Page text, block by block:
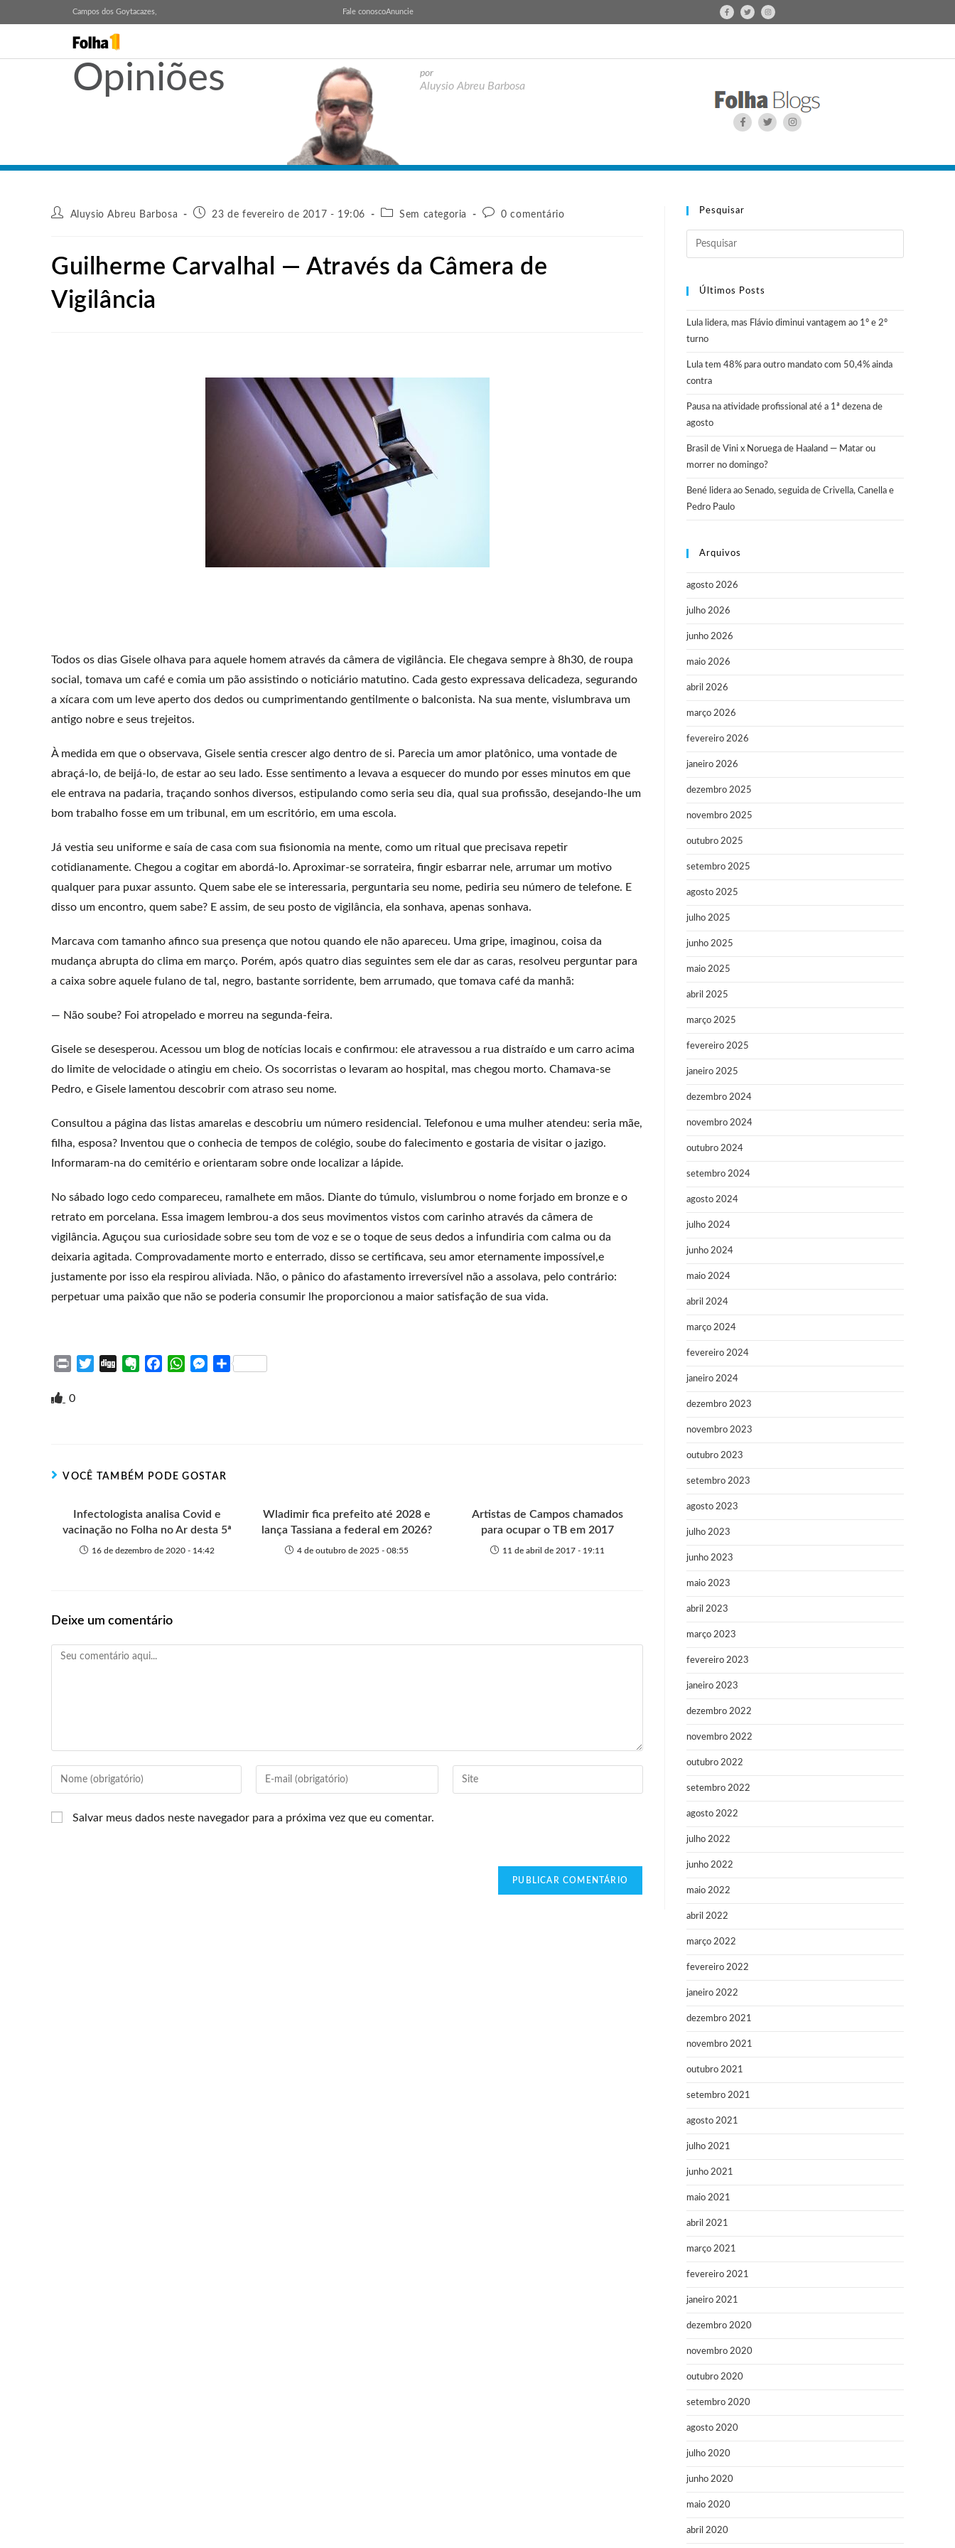
Campos dos Goytacazes, Fale conoscoAnuncie
Opiniões por
Aluysio Abreu Barbosa
Aluysio Abreu Barbosa 23 de fevereiro de 2017 - 19:06 Sem categoria 0 comentário
Guilherme Carvalhal — Através da Câmera de
Vigilância
Todos os dias Gisele olhava para aquele homem através da câmera de vigilância. Ele chegava sempre à 8h30, de roupa
social, tomava um café e comia um pão assistindo o noticiário matutino. Cada gesto expressava delicadeza, segurando
a xícara com um leve aperto dos dedos ou cumprimentando gentilmente o balconista. Na sua mente, vislumbrava um
antigo nobre e seus trejeitos.
À medida em que o observava, Gisele sentia crescer algo dentro de si. Parecia um amor platônico, uma vontade de
abraçá-lo, de beijá-lo, de estar ao seu lado. Esse sentimento a levava a esquecer do mundo por esses minutos em que
ele entrava na padaria, traçando sonhos diversos, estipulando como seria seu dia, qual sua profissão, desejando-lhe um
bom trabalho fosse em um tribunal, em um escritório, em uma escola.
Já vestia seu uniforme e saía de casa com sua fisionomia na mente, como um ritual que precisava repetir
cotidianamente. Chegou a cogitar em abordá-lo. Aproximar-se sorrateira, fingir esbarrar nele, arrumar um motivo
qualquer para puxar assunto. Quem sabe ele se interessaria, perguntaria seu nome, pediria seu número de telefone. E
disso um encontro, quem sabe? E assim, de seu posto de vigilância, ela sonhava, apenas sonhava.
Marcava com tamanho afinco sua presença que notou quando ele não apareceu. Uma gripe, imaginou, coisa da
mudança abrupta do clima em março. Porém, após quatro dias seguintes sem ele dar as caras, resolveu perguntar para
a caixa sobre aquele fulano de tal, negro, bastante sorridente, bem arrumado, que tomava café da manhã:
— Não soube? Foi atropelado e morreu na segunda-feira.
Gisele se desesperou. Acessou um blog de notícias locais e confirmou: ele atravessou a rua distraído e um carro acima
do limite de velocidade o atingiu em cheio. Os socorristas o levaram ao hospital, mas chegou morto. Chamava-se
Pedro, e Gisele lamentou descobrir com atraso seu nome.
Consultou a página das listas amarelas e descobriu um número residencial. Telefonou e uma mulher atendeu: seria mãe,
filha, esposa? Inventou que o conhecia de tempos de colégio, soube do falecimento e gostaria de visitar o jazigo.
Informaram-na do cemitério e orientaram sobre onde localizar a lápide.
No sábado logo cedo compareceu, ramalhete em mãos. Diante do túmulo, vislumbrou o nome forjado em bronze e o
retrato em porcelana. Essa imagem lembrou-a dos seus movimentos vistos com carinho através da câmera de
vigilância. Aguçou sua curiosidade sobre seu tom de voz e se o toque de seus dedos a infundiria com calma ou da
deixaria agitada. Comprovadamente morto e enterrado, disso se certificava, seu amor eternamente impossível,e
justamente por isso ela respirou aliviada. Não, o pânico do afastamento irreversível não a assolava, pelo contrário:
perpetuar uma paixão que não se poderia consumir lhe proporcionou a maior satisfação de sua vida.
i
e
k
W
p
M
e
S
0
VOCÊ TAMBÉM PODE GOSTAR
Infectologista analisa Covid e
vacinação no Folha no Ar desta 5ª
16 de dezembro de 2020 - 14:42
Wladimir fica prefeito até 2028 e
lança Tassiana a federal em 2026?
4 de outubro de 2025 - 08:55
Artistas de Campos chamados
para ocupar o TB em 2017
11 de abril de 2017 - 19:11
Deixe um comentário
Salvar meus dados neste navegador para a próxima vez que eu comentar.
Pesquisar
Últimos Posts
Lula lidera, mas Flávio diminui vantagem ao 1º e 2º
turno
Lula tem 48% para outro mandato com 50,4% ainda
contra
Pausa na atividade profissional até a 1ª dezena de
agosto
Brasil de Vini x Noruega de Haaland — Matar ou
morrer no domingo?
Bené lidera ao Senado, seguida de Crivella, Canella e
Pedro Paulo
Arquivos
agosto 2026
julho 2026
junho 2026
maio 2026
abril 2026
março 2026
fevereiro 2026
janeiro 2026
dezembro 2025
novembro 2025
outubro 2025
setembro 2025
agosto 2025
julho 2025
junho 2025
maio 2025
abril 2025
março 2025
fevereiro 2025
janeiro 2025
dezembro 2024
novembro 2024
outubro 2024
setembro 2024
agosto 2024
julho 2024
junho 2024
maio 2024
abril 2024
março 2024
fevereiro 2024
janeiro 2024
dezembro 2023
novembro 2023
outubro 2023
setembro 2023
agosto 2023
julho 2023
junho 2023
maio 2023
abril 2023
março 2023
fevereiro 2023
janeiro 2023
dezembro 2022
novembro 2022
outubro 2022
setembro 2022
agosto 2022
julho 2022
junho 2022
maio 2022
abril 2022
março 2022
fevereiro 2022
janeiro 2022
dezembro 2021
novembro 2021
outubro 2021
setembro 2021
agosto 2021
julho 2021
junho 2021
maio 2021
abril 2021
março 2021
fevereiro 2021
janeiro 2021
dezembro 2020
novembro 2020
outubro 2020
setembro 2020
agosto 2020
julho 2020
junho 2020
maio 2020
abril 2020